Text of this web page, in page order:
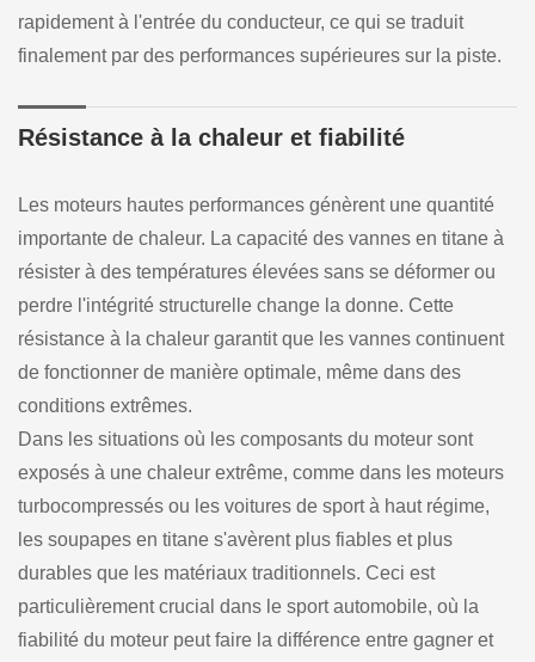
rapidement à l'entrée du conducteur, ce qui se traduit
finalement par des performances supérieures sur la piste.
Résistance à la chaleur et fiabilité
Les moteurs hautes performances génèrent une quantité
importante de chaleur. La capacité des vannes en titane à
résister à des températures élevées sans se déformer ou
perdre l'intégrité structurelle change la donne. Cette
résistance à la chaleur garantit que les vannes continuent
de fonctionner de manière optimale, même dans des
conditions extrêmes.
Dans les situations où les composants du moteur sont
exposés à une chaleur extrême, comme dans les moteurs
turbocompressés ou les voitures de sport à haut régime,
les soupapes en titane s'avèrent plus fiables et plus
durables que les matériaux traditionnels. Ceci est
particulièrement crucial dans le sport automobile, où la
fiabilité du moteur peut faire la différence entre gagner et